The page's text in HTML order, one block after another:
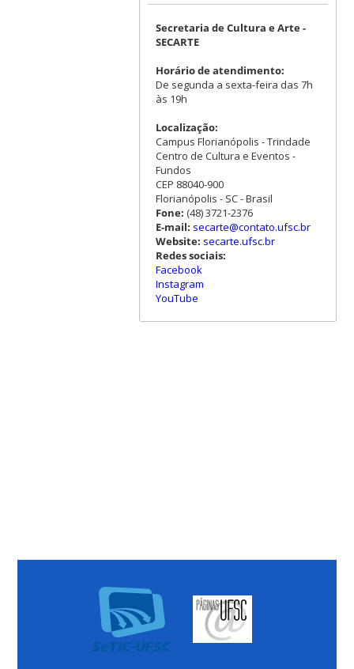
Secretaria de Cultura e Arte -
SECARTE
Horário de atendimento:
De segunda a sexta-feira das 7h
às 19h
Localização:
Campus Florianópolis - Trindade
Centro de Cultura e Eventos -
Fundos
CEP 88040-900
Florianópolis - SC - Brasil
Fone: (48) 3721-2376
E-mail: secarte@contato.ufsc.br
Website: secarte.ufsc.br
Redes sociais:
Facebook
Instagram
YouTube